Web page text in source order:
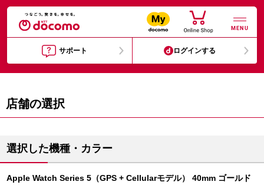
MENU
サポート ログインする
店舗の選択
選択した機種・カラー
Apple Watch Series 5（GPS + Cellularモデル） 40mm ゴールド